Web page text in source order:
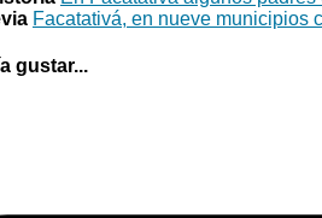
Facatativá, en nueve municipios
gustar...